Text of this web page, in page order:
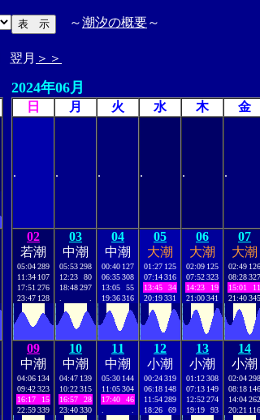
～潮汐の概要～
翌月 ＞＞
2024年06月
日 月 火 水 木 金
. . . . . .
02
若潮
05:04289
11:34 107
17:51 276
23:47 128
03
中潮
05:53298
12:23
80
18:48297
04
中潮
00:40 127
06:35308
13:05
55
19:36316
05
大潮
01:27 125
07:14316
13:45
34
20:19331
06
大潮
02:09 125
07:52323
14:23
19
21:00341
07
大潮
02:49 126
08:28327
15:01
11
21:40345
09
中潮
04:06 134
09:42323
16:17
15
22:59339
10
中潮
04:47 139
10:22315
16:57
28
23:40330
11
中潮
05:30 144
11:05304
17:40
46
12
小潮
00:24319
06:18 148
11:54289
18:26
69
13
小潮
01:12308
07:13 149
12:52274
19:19
93
14
小潮
02:04298
08:18 146
14:04262
20:21 116